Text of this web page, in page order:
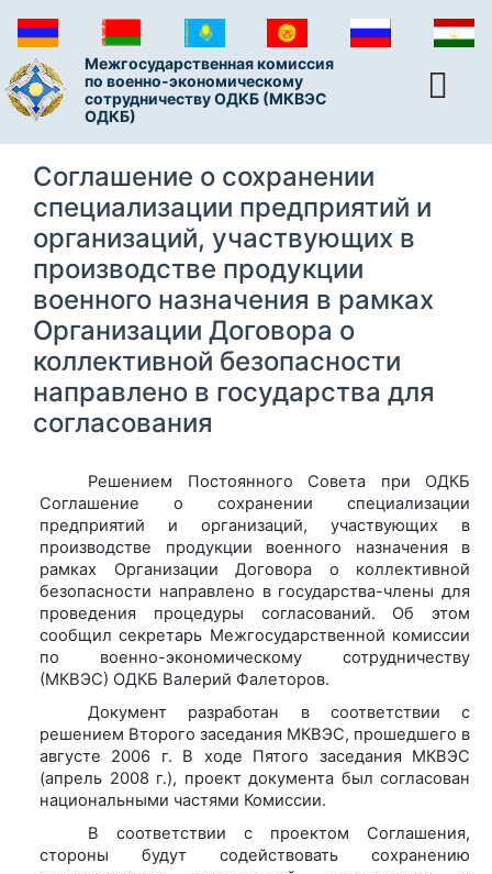
Межгосударственная комиссия
по военно-экономическому
сотрудничеству ОДКБ (МКВЭС
ОДКБ)
Соглашение о сохранении
специализации предприятий и
организаций, участвующих в
производстве продукции
военного назначения в рамках
Организации Договора о
коллективной безопасности
направлено в государства для
согласования
Решением Постоянного Совета при ОДКБ
Соглашение о сохранении специализации
предприятий и организаций, участвующих в
производстве продукции военного назначения в
рамках Организации Договора о коллективной
безопасности направлено в государства-члены для
проведения процедуры согласований. Об этом
сообщил секретарь Межгосударственной комиссии
по военно-экономическому сотрудничеству
(МКВЭС) ОДКБ Валерий Фалеторов.
Документ разработан в соответствии с
решением Второго заседания МКВЭС, прошедшего в
августе 2006 г. В ходе Пятого заседания МКВЭС
(апрель 2008 г.), проект документа был согласован
национальными частями Комиссии.
В соответствии с проектом Соглашения,
стороны будут содействовать сохранению